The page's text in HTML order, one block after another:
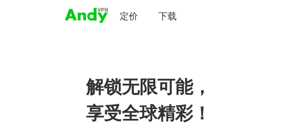
定价 下载
解锁无限可能，
享受全球精彩！